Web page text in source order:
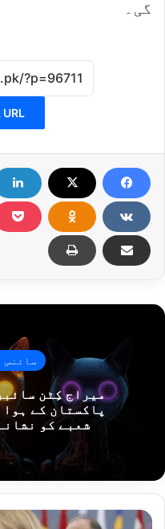
گی۔
URL کاپی کریں
سائنس
میراج کِٹن
پاکستان کے
شعبے کو
یورپی